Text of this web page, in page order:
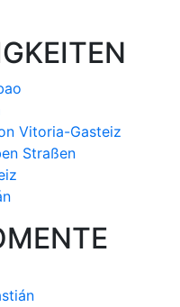
Vitoria-Gasteiz
Straßen